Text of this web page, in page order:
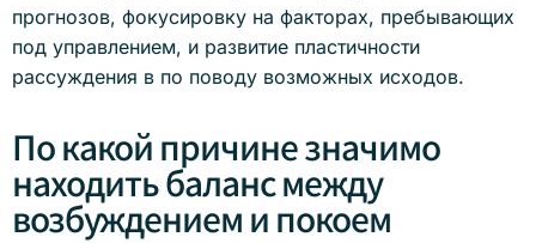
прогнозов, фокусировку на факторах, пребывающих
под управлением, и развитие пластичности
рассуждения в по поводу возможных исходов.
По какой причине значимо
находить баланс между
возбуждением и покоем